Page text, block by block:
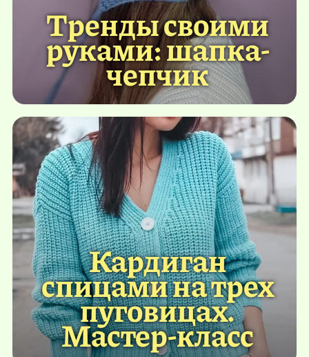
Тренды своими
руками: шапка-
чепчик
Кардиган
спицами на трех
пуговицах.
Мастер-класс